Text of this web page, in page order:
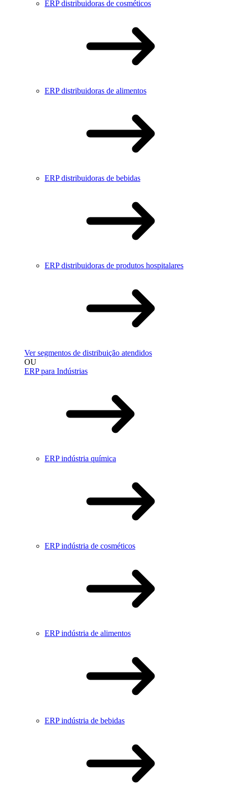
ERP distribuidoras de cosméticos
ERP distribuidoras de alimentos
ERP distribuidoras de bebidas
ERP distribuidoras de produtos hospitalares
Ver segmentos de distribuição atendidos
OU
ERP para Indústrias
ERP indústria química
ERP indústria de cosméticos
ERP indústria de alimentos
ERP indústria de bebidas